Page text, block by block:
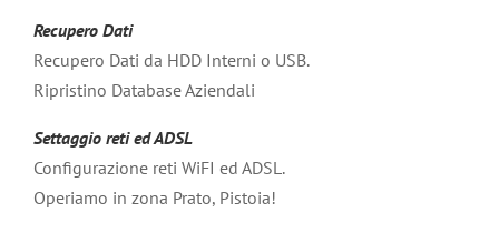
Recupero Dati
Recupero Dati da HDD Interni o USB.
Ripristino Database Aziendali
Settaggio reti ed ADSL
Configurazione reti WiFI ed ADSL.
Operiamo in zona Prato, Pistoia!